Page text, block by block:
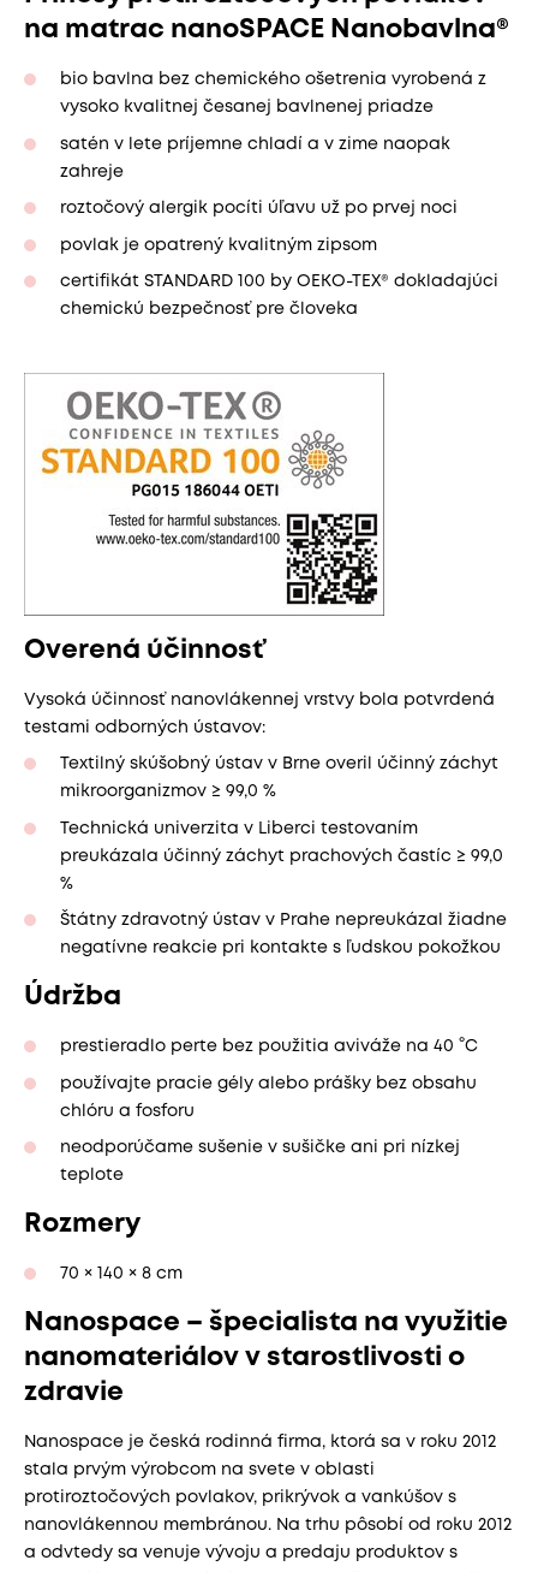
na matrac nanoSPACE Nanobavlna®
bio bavlna bez chemického ošetrenia vyrobená z
vysoko kvalitnej česanej bavlnenej priadze
satén v lete príjemne chladí a v zime naopak
zahreje
roztočový alergik pocíti úľavu už po prvej noci
povlak je opatrený kvalitným zipsom
certifikát STANDARD 100 by OEKO-TEX® dokladajúci
chemickú bezpečnosť pre človeka
Overená účinnosť
Vysoká účinnosť nanovlákennej vrstvy bola potvrdená
testami odborných ústavov:
Textilný skúšobný ústav v Brne overil účinný záchyt
mikroorganizmov ≥ 99,0 %
Technická univerzita v Liberci testovaním
preukázala účinný záchyt prachových častíc ≥ 99,0
%
Štátny zdravotný ústav v Prahe nepreukázal žiadne
negatívne reakcie pri kontakte s ľudskou pokožkou
Údržba
prestieradlo perte bez použitia aviváže na 40 °C
používajte pracie gély alebo prášky bez obsahu
chlóru a fosforu
neodporúčame sušenie v sušičke ani pri nízkej
teplote
Rozmery
70 × 140 × 8 cm
Nanospace – špecialista na využitie
nanomateriálov v starostlivosti o
zdravie
Nanospace je česká rodinná firma, ktorá sa v roku 2012
stala prvým výrobcom na svete v oblasti
protiroztočových povlakov, prikrývok a vankúšov s
nanovlákennou membránou. Na trhu pôsobí od roku 2012
a odvtedy sa venuje vývoju a predaju produktov s